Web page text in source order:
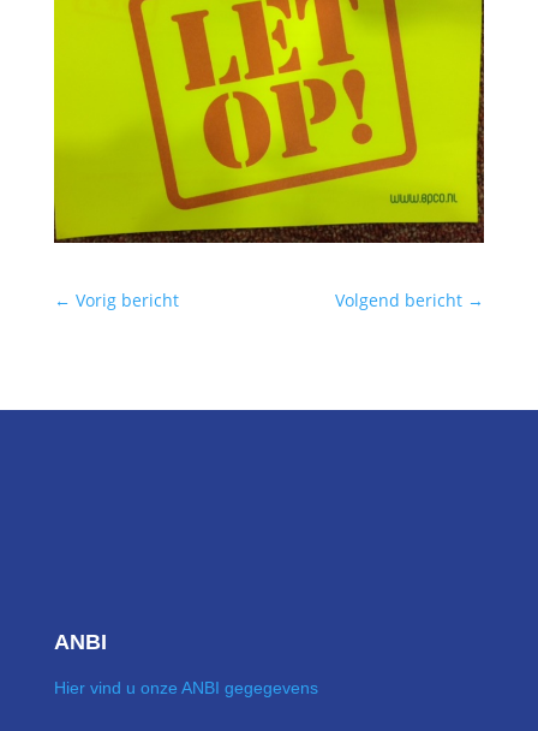
← Vorig bericht Volgend bericht →
ANBI
Hier vind u onze ANBI gegegevens